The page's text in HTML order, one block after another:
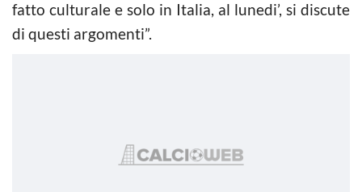
fatto culturale e solo in Italia, al lunedi’, si discute
di questi argomenti”.